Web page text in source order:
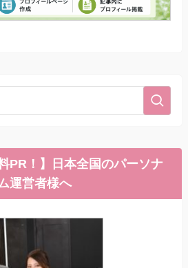
PR！】日本全国のパーソナ
運営者様へ